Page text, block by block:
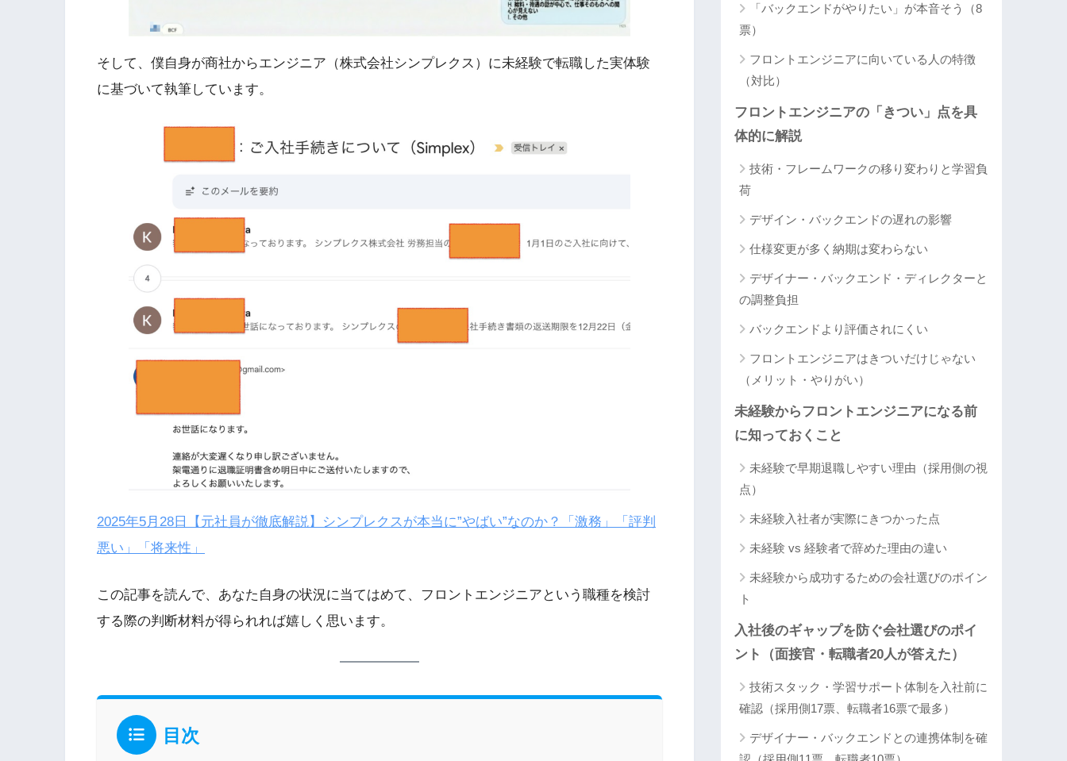
そして、僕自身が商社からエンジニア（株式会社シンプレクス）に未経験で転職した実体験
に基づいて執筆しています。
2025年5月28日
【元社員が徹底解説】シンプレクスが本当に”やばい”なのか？「激務」「評判
悪い」「将来性」
この記事を読んで、あなた自身の状況に当てはめて、フロントエンジニアという職種を検討
する際の判断材料が得られれば嬉しく思います。
目次
「バックエンドがやりたい」が本音そう（8
票）
フロントエンジニアに向いている人の特徴
（対比）
フロントエンジニアの「きつい」点を具
体的に解説
技術・フレームワークの移り変わりと学習負
荷
デザイン・バックエンドの遅れの影響
仕様変更が多く納期は変わらない
デザイナー・バックエンド・ディレクターと
の調整負担
バックエンドより評価されにくい
フロントエンジニアはきついだけじゃない
（メリット・やりがい）
未経験からフロントエンジニアになる前
に知っておくこと
未経験で早期退職しやすい理由（採用側の視
点）
未経験入社者が実際にきつかった点
未経験 vs 経験者で辞めた理由の違い
未経験から成功するための会社選びのポイン
ト
入社後のギャップを防ぐ会社選びのポイ
ント（面接官・転職者20人が答えた）
技術スタック・学習サポート体制を入社前に
確認（採用側17票、転職者16票で最多）
デザイナー・バックエンドとの連携体制を確